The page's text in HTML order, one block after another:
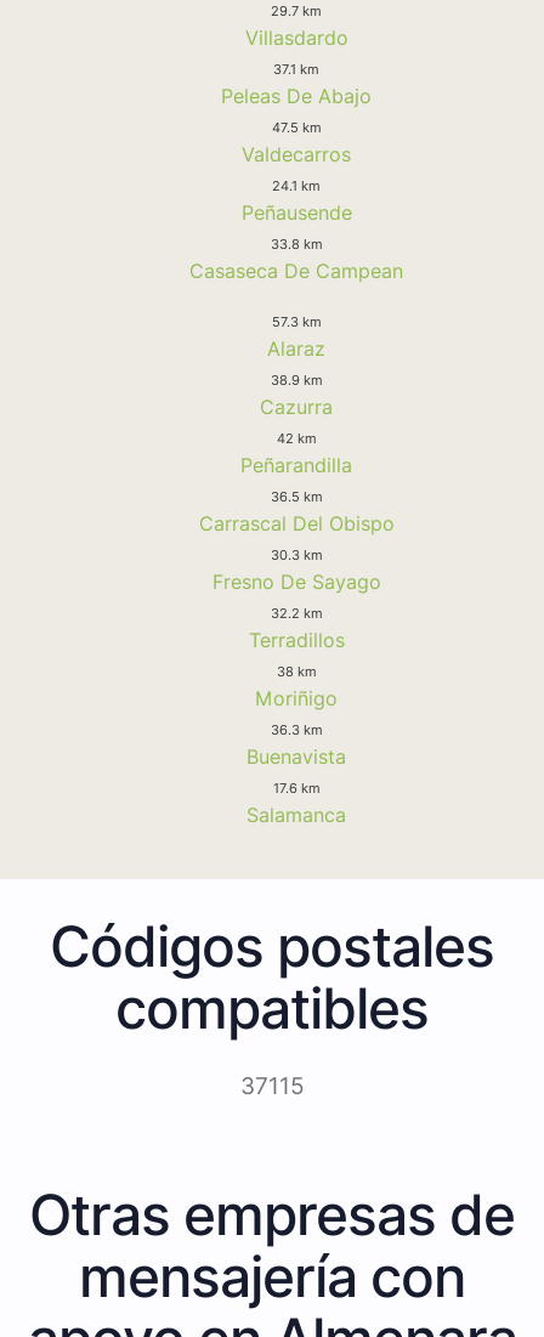
29.7 km
Villasdardo
37.1 km
Peleas De Abajo
47.5 km
Valdecarros
24.1 km
Peñausende
33.8 km
Casaseca De Campean
57.3 km
Alaraz
38.9 km
Cazurra
42 km
Peñarandilla
36.5 km
Carrascal Del Obispo
30.3 km
Fresno De Sayago
32.2 km
Terradillos
38 km
Moriñigo
36.3 km
Buenavista
17.6 km
Salamanca
Códigos postales
compatibles
37115
Otras empresas de
mensajería con